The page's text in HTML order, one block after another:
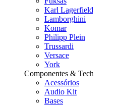
Karl Lagerfield
Lamborghini
Komar
Philipp Plein
Trussardi
Versace
York
Componentes & Tech
Acessórios
Audio Kit
Bases